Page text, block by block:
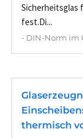
Sicherheitsglas
fest.Di...
- DIN-Norm im
thermisch